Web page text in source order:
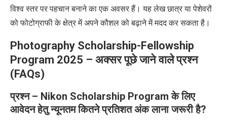
विश्व स्तर पर पहचान बनाने का एक अवसर हैं। यह लेख छात्र या पेशेवरों
को फोटोग्राफी के क्षेत्र में अपने कौशल को बढ़ाने में मदद कर सकता है।
Photography Scholarship-Fellowship
Program 2025 – अक्सर पूछे जाने वाले प्रश्न
(FAQs)
प्रश्न – Nikon Scholarship Programके लिए
आवेदन हेतु न्यूनतम कितने प्रतिशत अंक लाना जरूरी है?